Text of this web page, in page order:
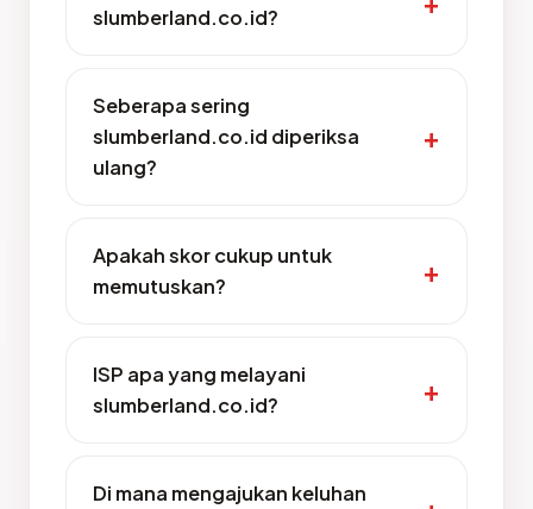
slumberland.co.id?
Seberapa sering
slumberland.co.id diperiksa
ulang?
Apakah skor cukup untuk
memutuskan?
ISP apa yang melayani
slumberland.co.id?
Di mana mengajukan keluhan